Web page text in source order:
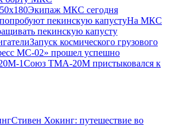
Экипаж МКС сегодня
На МКС
пекинскую капусту
Запуск космического грузового
МС-02» прошел успешно
Союз ТМА-20М пристыковался к
Стивен Хокинг: путешествие во